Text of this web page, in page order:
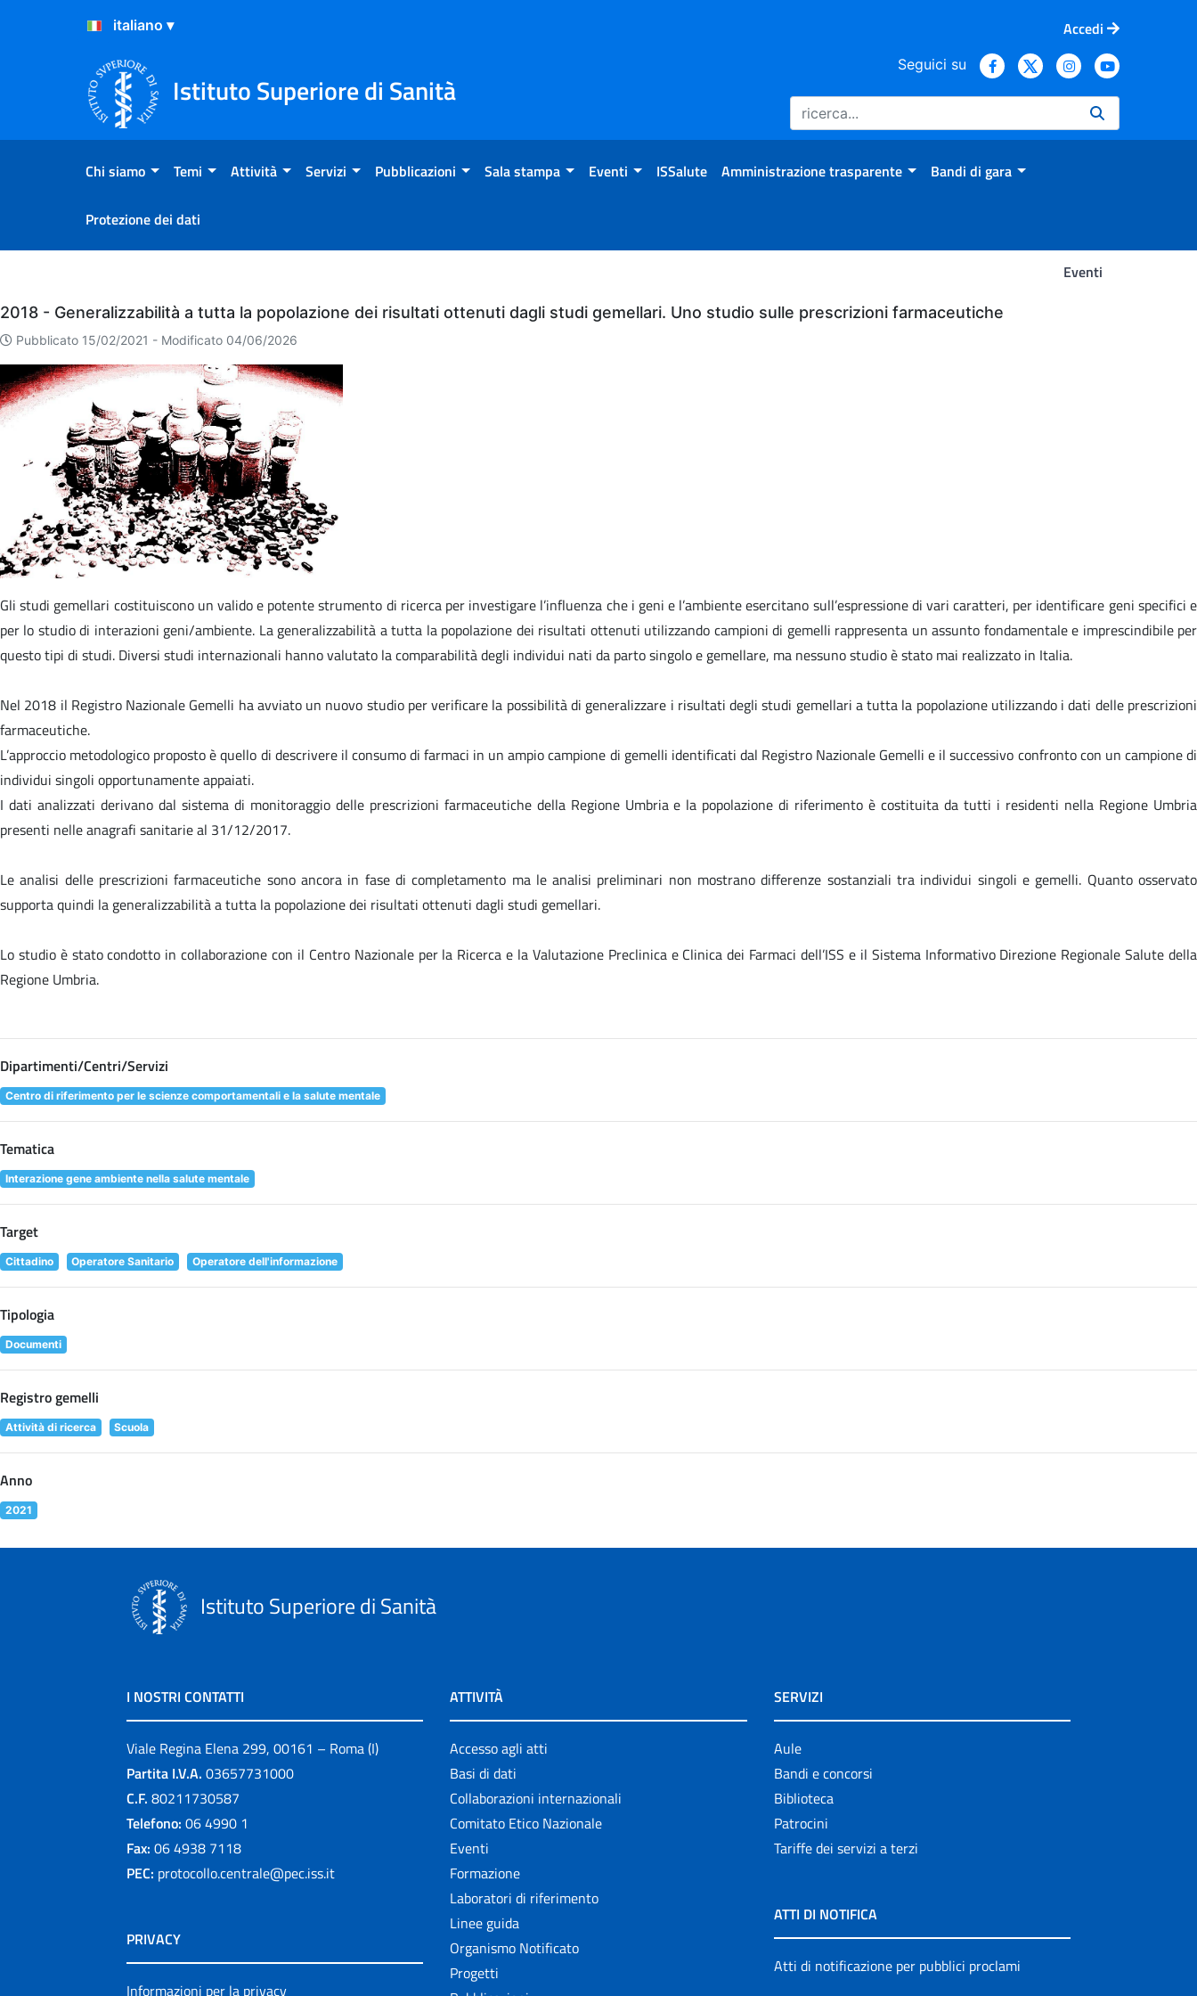
Salta al Contenuto
Salta al Footer
Accedi
Istituto Superiore di Sanità
Seguici su
Chi siamo Temi Attività Servizi Pubblicazioni Sala stampa Eventi ISSalute Amministrazione trasparente Bandi di gara
Protezione dei dati
Eventi
Eventi
2018 - Generalizzabilità a tutta la popolazione dei risultati ottenuti dagli studi gemellari. Uno studio sulle prescrizioni farmaceutiche
Pubblicato 15/02/2021 - Modificato 04/06/2026
Gli studi gemellari costituiscono un valido e potente strumento di ricerca per investigare l’influenza che i geni e l’ambiente esercitano sull’espressione di vari caratteri, per identificare geni specifici e
per lo studio di interazioni geni/ambiente. La generalizzabilità a tutta la popolazione dei risultati ottenuti utilizzando campioni di gemelli rappresenta un assunto fondamentale e imprescindibile per
questo tipi di studi. Diversi studi internazionali hanno valutato la comparabilità degli individui nati da parto singolo e gemellare, ma nessuno studio è stato mai realizzato in Italia.
Nel 2018 il Registro Nazionale Gemelli ha avviato un nuovo studio per verificare la possibilità di generalizzare i risultati degli studi gemellari a tutta la popolazione utilizzando i dati delle prescrizioni
farmaceutiche.
L’approccio metodologico proposto è quello di descrivere il consumo di farmaci in un ampio campione di gemelli identificati dal Registro Nazionale Gemelli e il successivo confronto con un campione di
individui singoli opportunamente appaiati.
I dati analizzati derivano dal sistema di monitoraggio delle prescrizioni farmaceutiche della Regione Umbria e la popolazione di riferimento è costituita da tutti i residenti nella Regione Umbria
presenti nelle anagrafi sanitarie al 31/12/2017.
Le analisi delle prescrizioni farmaceutiche sono ancora in fase di completamento ma le analisi preliminari non mostrano differenze sostanziali tra individui singoli e gemelli. Quanto osservato
supporta quindi la generalizzabilità a tutta la popolazione dei risultati ottenuti dagli studi gemellari.
Lo studio è stato condotto in collaborazione con il Centro Nazionale per la Ricerca e la Valutazione Preclinica e Clinica dei Farmaci dell’ISS e il Sistema Informativo Direzione Regionale Salute della
Regione Umbria.
Dipartimenti/Centri/Servizi
Centro di riferimento per le scienze comportamentali e la salute mentale
Tematica
Interazione gene ambiente nella salute mentale
Target
Cittadino Operatore Sanitario Operatore dell'informazione
Tipologia
Documenti
Registro gemelli
Attività di ricerca Scuola
Anno
2021
Istituto Superiore di Sanità
I NOSTRI CONTATTI
Viale Regina Elena 299, 00161 – Roma (I)
Partita I.V.A. 03657731000
C.F. 80211730587
Telefono: 06 4990 1
Fax: 06 4938 7118
PEC: protocollo.centrale@pec.iss.it
PRIVACY
Informazioni per la privacy
ATTIVITÀ
Accesso agli atti
Basi di dati
Collaborazioni internazionali
Comitato Etico Nazionale
Eventi
Formazione
Laboratori di riferimento
Linee guida
Organismo Notificato
Progetti
SERVIZI
Aule
Bandi e concorsi
Biblioteca
Patrocini
Tariffe dei servizi a terzi
ATTI DI NOTIFICA
Atti di notificazione per pubblici proclami